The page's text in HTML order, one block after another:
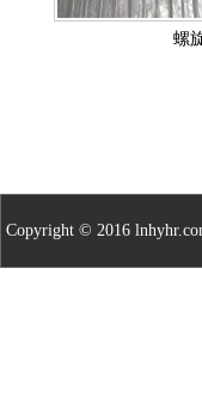
螺
Copyright © 2016